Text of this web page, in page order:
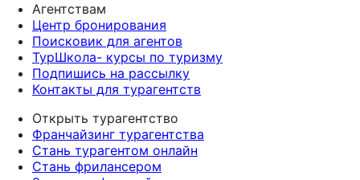
Агентствам
Центр бронирования
Поисковик для агентов
ТурШкола- курсы по туризму
Подпишись на рассылку
Контакты для турагентств
Открыть турагентство
Франчайзинг турагентства
Стань турагентом онлайн
Стань фрилансером